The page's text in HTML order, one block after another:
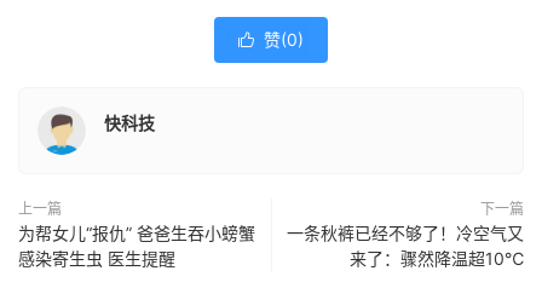
 赞(0)
快科技
上一篇
为帮女儿“报仇” 爸爸生吞小螃蟹
感染寄生虫 医生提醒
下一篇
一条秋裤已经不够了！冷空气又
来了：骤然降温超10℃